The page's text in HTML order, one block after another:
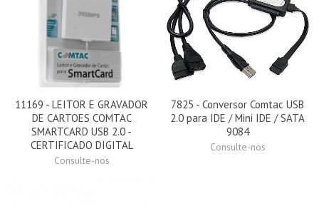
11169 - LEITOR E GRAVADOR
DE CARTOES COMTAC
SMARTCARD USB 2.0 -
CERTIFICADO DIGITAL
Consulte-nos
7825 - Conversor Comtac USB
2.0 para IDE / Mini IDE / SATA
9084
Consulte-nos